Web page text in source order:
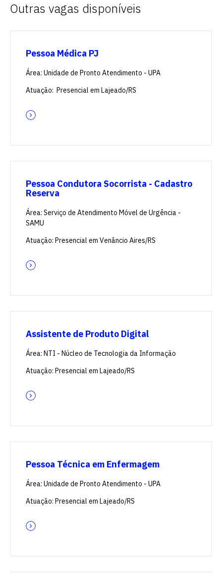
Outras vagas disponíveis
Pessoa Médica PJ
Área: Unidade de Pronto Atendimento - UPA
Atuação: Presencial em Lajeado/RS
Pessoa Condutora Socorrista - Cadastro
Reserva
Área: Serviço de Atendimento Móvel de Urgência -
SAMU
Atuação: Presencial em Venâncio Aires/RS
Assistente de Produto Digital
Área: NTI - Núcleo de Tecnologia da Informação
Atuação: Presencial em Lajeado/RS
Pessoa Técnica em Enfermagem
Área: Unidade de Pronto Atendimento - UPA
Atuação: Presencial em Lajeado/RS